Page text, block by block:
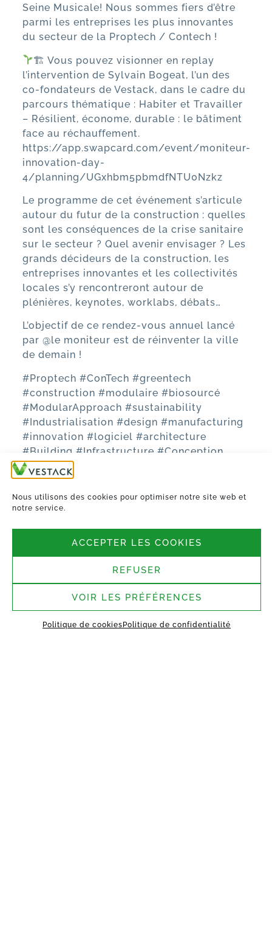
Nous utilisons des cookies pour optimiser notre site web et
notre service.
ACCEPTER LES COOKIES
REFUSER
VOIR LES PRÉFÉRENCES
Politique de cookies Politique de confidentialité
Seine Musicale! Nous sommes fiers d’être
parmi les entreprises les plus innovantes
du secteur de la Proptech / Contech !
🏗 Vous pouvez visionner en replay
l’intervention de Sylvain Bogeat, l’un des
co-fondateurs de Vestack, dans le cadre du
parcours thématique : Habiter et Travailler
– Résilient, économe, durable : le bâtiment
face au réchauffement.
https://app.swapcard.com/event/moniteur-
innovation-day-
4/planning/UGxhbm5pbmdfNTU0Nzkz
Le programme de cet événement s’articule
autour du futur de la construction : quelles
sont les conséquences de la crise sanitaire
sur le secteur ? Quel avenir envisager ? Les
grands décideurs de la construction, les
entreprises innovantes et les collectivités
locales s’y rencontreront autour de
plénières, keynotes, worklabs, débats…
L’objectif de ce rendez-vous annuel lancé
par @le moniteur est de réinventer la ville
de demain !
#Proptech #ConTech #greentech
#construction #modulaire #biosourcé
#ModularApproach #sustainability
#Industrialisation #design #manufacturing
#innovation #logiciel #architecture
#Building #Infrastructure #Conception
#optimisation
TOUTES LES ACTUALITÉS
Nous suivre